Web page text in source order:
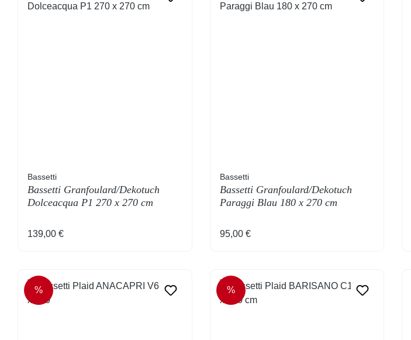
Bassetti
Bassetti Granfoulard/Dekotuch
Dolceacqua P1 270 x 270 cm
Regulärer Preis:
139,00 €
Bassetti
Bassetti Granfoulard/Dekotuch
Paraggi Blau 180 x 270 cm
Regulärer Preis:
95,00 €
RABATT
%
RABATT
%